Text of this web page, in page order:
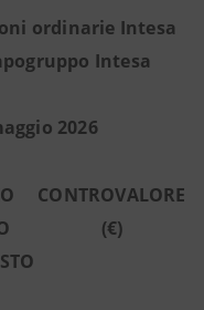
ordinarie Intesa
Intesa
2026
CONTROVALORE
(€)